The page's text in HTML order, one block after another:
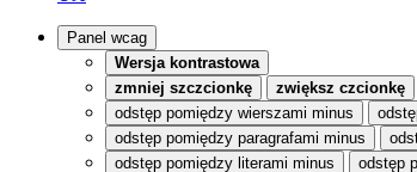
Panel wcag
Wersja kontrastowa
zmniej szczcionkę
zwiększ czcionkę
odstęp pomiędzy wierszami minus
odstęp pomiędzy paragrafami minus
odstęp pomiędzy literami minus
odstęp